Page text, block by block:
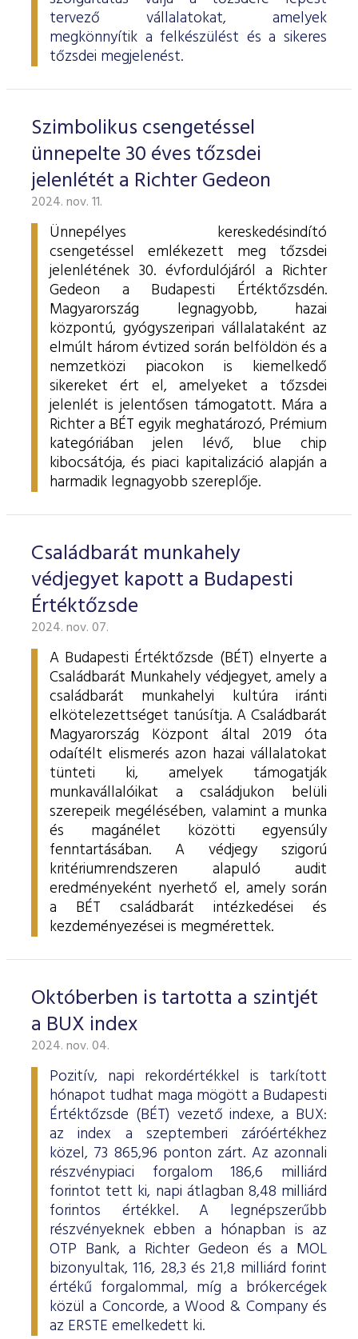
tervező vállalatokat, amelyek
megkönnyítik a felkészülést és a sikeres
tőzsdei megjelenést.
Szimbolikus csengetéssel
ünnepelte 30 éves tőzsdei
jelenlétét a Richter Gedeon
2024. nov. 11.
Ünnepélyes kereskedésindító
csengetéssel emlékezett meg tőzsdei
jelenlétének 30. évfordulójáról a Richter
Gedeon a Budapesti Értéktőzsdén.
Magyarország legnagyobb, hazai
központú, gyógyszeripari vállalataként az
elmúlt három évtized során belföldön és a
nemzetközi piacokon is kiemelkedő
sikereket ért el, amelyeket a tőzsdei
jelenlét is jelentősen támogatott. Mára a
Richter a BÉT egyik meghatározó, Prémium
kategóriában jelen lévő, blue chip
kibocsátója, és piaci kapitalizáció alapján a
harmadik legnagyobb szereplője.
Családbarát munkahely
védjegyet kapott a Budapesti
Értéktőzsde
2024. nov. 07.
A Budapesti Értéktőzsde (BÉT) elnyerte a
Családbarát Munkahely védjegyet, amely a
családbarát munkahelyi kultúra iránti
elkötelezettséget tanúsítja. A Családbarát
Magyarország Központ által 2019 óta
odaítélt elismerés azon hazai vállalatokat
tünteti ki, amelyek támogatják
munkavállalóikat a családjukon belüli
szerepeik megélésében, valamint a munka
és magánélet közötti egyensúly
fenntartásában.
A védjegy szigorú
kritériumrendszeren alapuló audit
eredményeként nyerhető el, amely során
a BÉT családbarát intézkedései és
kezdeményezései is megmérettek.
Októberben is tartotta a szintjét
a BUX index
2024. nov. 04.
Pozitív, napi rekordértékkel is tarkított
hónapot tudhat maga mögött a Budapesti
Értéktőzsde (BÉT) vezető indexe, a BUX:
az index a szeptemberi záróértékhez
közel, 73 865,96 ponton zárt. Az azonnali
részvénypiaci forgalom 186,6 milliárd
forintot tett ki, napi átlagban 8,48 milliárd
forintos értékkel. A legnépszerűbb
részvényeknek ebben a hónapban is az
OTP Bank, a Richter Gedeon és a MOL
bizonyultak, 116, 28,3 és 21,8 milliárd forint
értékű forgalommal, míg a brókercégek
közül a Concorde, a Wood & Company és
az ERSTE emelkedett ki.